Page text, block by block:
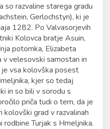
so razvaline starega gradu
Gerlochstyn), ki je
1282. Po Valvasorjevih
Kolovca bratje Asuin,
potomka, Elizabeta
velesovski samostan in
vsa kolovška posest
kjer so tedaj
in so bili v sorodu s
priča tudi o tem, da je
grad v razvalinah
Turjak s Hmeljnika.